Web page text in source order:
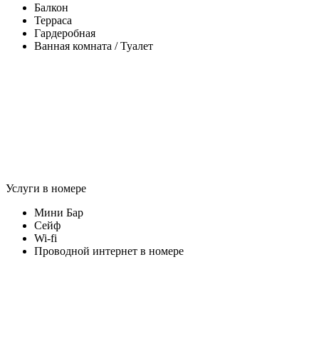
Балкон
Терраса
Гардеробная
Ванная комната / Туалет
Услуги в номере
Мини Бар
Сейф
Wi-fi
Проводной интернет в номере